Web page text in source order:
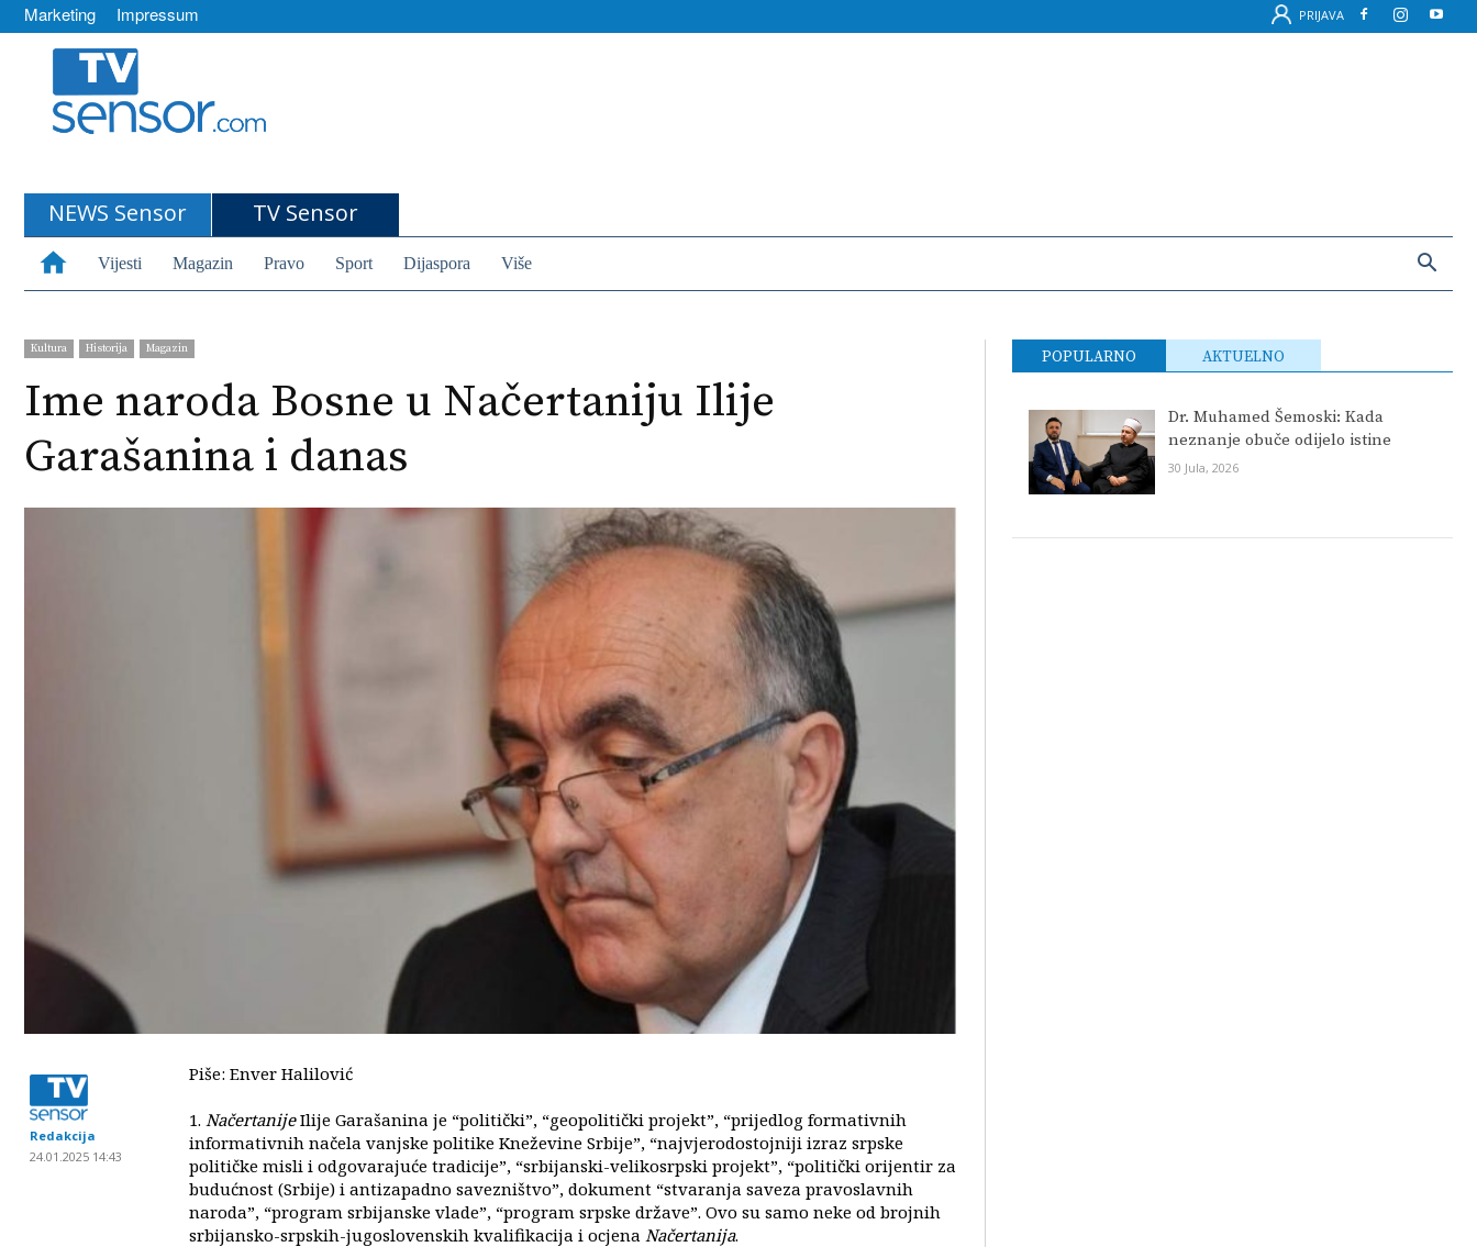
Marketing Impressum PRIJAVA
NEWS Sensor TV Sensor
Vijesti Magazin Pravo Sport Dijaspora Više
Kultura Historija Magazin
Ime naroda Bosne u Načertaniju Ilije
Garašanina i danas
Redakcija
24.01.2025 14:43
Piše: Enver Halilović
1. NačertanijeIlije Garašanina je “politički”, “geopolitički projekt”, “prijedlog formativnih
informativnih načela vanjske politike Kneževine Srbije”, “najvjerodostojniji izraz srpske
političke misli i odgovarajuće tradicije”, “srbijanski-velikosrpski projekt”, “politički orijentir za
budućnost (Srbije) i antizapadno savezništvo”, dokument “stvaranja saveza pravoslavnih
naroda”, “program srbijanske vlade”, “program srpske države”. Ovo su samo neke od brojnih
srbijansko-srpskih-jugoslovenskih kvalifikacija i ocjena Načertanija.
POPULARNO AKTUELNO
Dr. Muhamed Šemoski: Kada
neznanje obuče odijelo istine
30 Jula, 2026